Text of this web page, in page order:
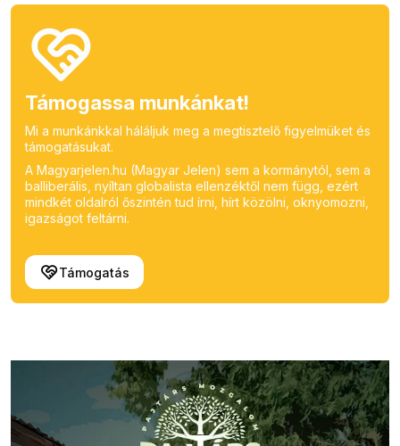
Támogassa munkánkat!
Mi a munkánkkal háláljuk meg a megtisztelő figyelmüket és
támogatásukat.
A Magyarjelen.hu (Magyar Jelen) sem a kormánytól, sem a
balliberális, nyíltan globalista ellenzéktől nem függ, ezért
mindkét oldalról őszintén tud írni, hírt közölni, oknyomozni,
igazságot feltárni.
Támogatás